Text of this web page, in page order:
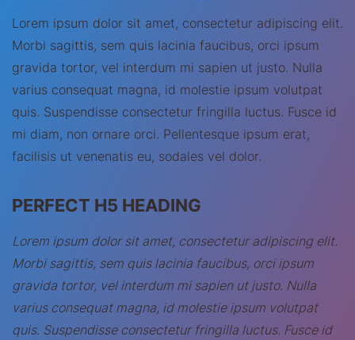
Lorem ipsum dolor sit amet, consectetur adipiscing elit.
Morbi sagittis, sem quis lacinia faucibus, orci ipsum
gravida tortor, vel interdum mi sapien ut justo. Nulla
varius consequat magna, id molestie ipsum volutpat
quis. Suspendisse consectetur fringilla luctus. Fusce id
mi diam, non ornare orci. Pellentesque ipsum erat,
facilisis ut venenatis eu, sodales vel dolor.
PERFECT H5 HEADING
Lorem ipsum dolor sit amet, consectetur adipiscing elit.
Morbi sagittis, sem quis lacinia faucibus, orci ipsum
gravida tortor, vel interdum mi sapien ut justo. Nulla
varius consequat magna, id molestie ipsum volutpat
quis. Suspendisse consectetur fringilla luctus. Fusce id